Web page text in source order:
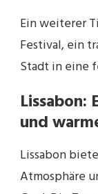
Ein weiterer
Festival, ein
Stadt in eine
Lissabon:
und
Lissabon
Atmosphäre